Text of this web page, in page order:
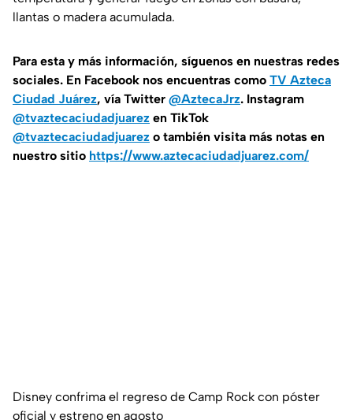
llantas o madera acumulada.
Para esta y más información, síguenos en nuestras redes
sociales. En Facebook nos encuentras como TV Azteca
Ciudad Juárez, vía Twitter @AztecaJrz. Instagram
@tvaztecaciudadjuarez en TikTok
@tvaztecaciudadjuarez o también visita más notas en
nuestro sitio https://www.aztecaciudadjuarez.com/
Disney confrima el regreso de Camp Rock con póster
oficial y estreno en agosto